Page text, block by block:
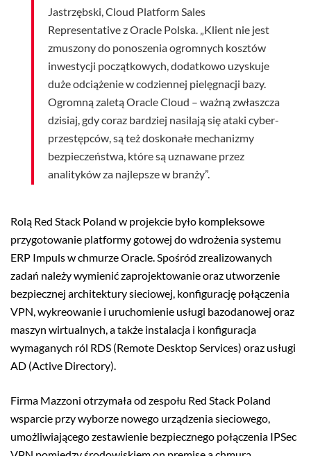
Jastrzębski, Cloud Platform Sales
Representative z Oracle Polska. „Klient nie jest
zmuszony do ponoszenia ogromnych kosztów
inwestycji początkowych, dodatkowo uzyskuje
duże odciążenie w codziennej pielęgnacji bazy.
Ogromną zaletą Oracle Cloud – ważną zwłaszcza
dzisiaj, gdy coraz bardziej nasilają się ataki cyber-
przestępców, są też doskonałe mechanizmy
bezpieczeństwa, które są uznawane przez
analityków za najlepsze w branży”.
Rolą Red Stack Poland w projekcie było kompleksowe
przygotowanie platformy gotowej do wdrożenia systemu
ERP Impuls w chmurze Oracle. Spośród zrealizowanych
zadań należy wymienić zaprojektowanie oraz utworzenie
bezpiecznej architektury sieciowej, konfigurację połączenia
VPN, wykreowanie i uruchomienie usługi bazodanowej oraz
maszyn wirtualnych, a także instalacja i konfiguracja
wymaganych ról RDS (Remote Desktop Services) oraz usługi
AD (Active Directory).
Firma Mazzoni otrzymała od zespołu Red Stack Poland
wsparcie przy wyborze nowego urządzenia sieciowego,
umożliwiającego zestawienie bezpiecznego połączenia IPSec